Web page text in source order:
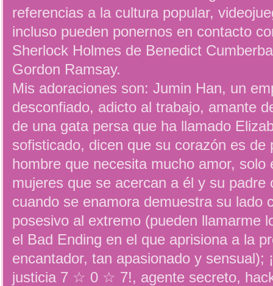
referencias a la cultura popular,
incluso pueden ponernos en contacto
Sherlock Holmes de Benedict
Gordon Ramsay.
Mis adoraciones son: Jumin Han, un
desconfiado, adicto al trabajo, amante
de una gata persa que ha llamado
sofisticado, dicen que su corazón es de
hombre que necesita mucho amor, solo
mujeres que se acercan a él y su padre
cuando se enamora demuestra su lado
posesivo al extremo (pueden llamarme
el Bad Ending en el que aprisiona a la
encantador, tan apasionado y sensual);
justicia 7 ☆ 0 ☆ 7!, agente secreto,